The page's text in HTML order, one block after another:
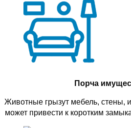
Порча
Животные грызут мебель, стены,
может привести к коротким